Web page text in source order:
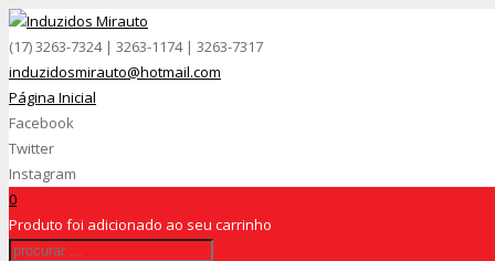
(17) 3263-7324 | 3263-1174 | 3263-7317
induzidosmirauto@hotmail.com
Página Inicial
Facebook
Twitter
Instagram
0
Produto foi adicionado ao seu carrinho